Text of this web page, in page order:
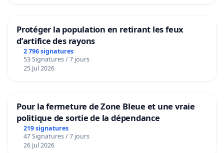
Protéger la population en retirant les feux
d’artifice des rayons
2 796 signatures
53 Signatures / 7 jours
25 Jul 2026
Pour la fermeture de Zone Bleue et une vraie
politique de sortie de la dépendance
219 signatures
47 Signatures / 7 jours
26 Jul 2026